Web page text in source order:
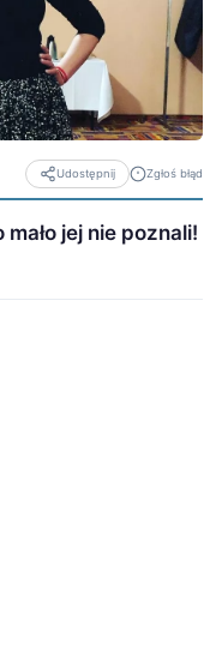
Udostępnij Zgłoś błąd
jej nie poznali!